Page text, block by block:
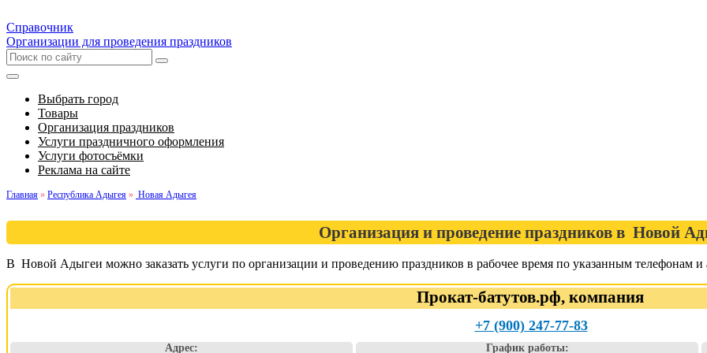
Справочник
Организации для проведения праздников
Выбрать город
Товары
Организация праздников
Услуги праздничного оформления
Услуги фотосъёмки
Реклама на сайте
Главная » Республика Адыгея » Новая Адыгея
Организация и проведение праздников в Новой
В Новой Адыгеи можно заказать услуги по организации и проведению праздников в рабочее время по указанным телефонам и
Прокат-батутов.рф, компания
+7 (900) 247-77-83
Адрес:
График работы: